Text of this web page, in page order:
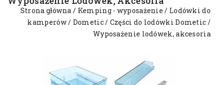
Strona główna Kemping - wyposażenie
Lodówki do
kamperów
Dometic
Części do lodówki Dometic
Wyposażenie lodówek, akcesoria